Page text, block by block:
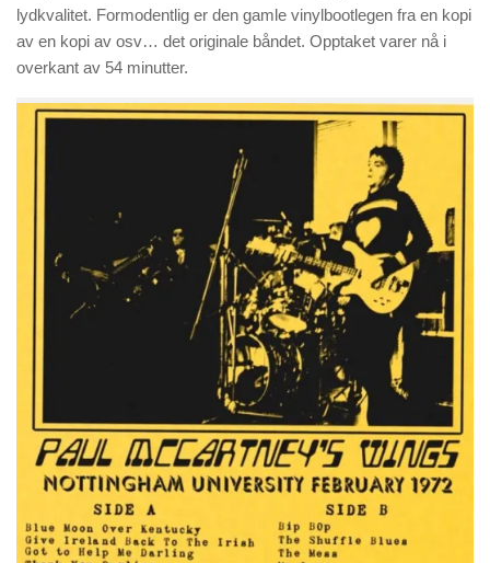
lydkvalitet. Formodentlig er den gamle vinylbootlegen fra en kopi
av en kopi av osv… det originale båndet. Opptaket varer nå i
overkant av 54 minutter.